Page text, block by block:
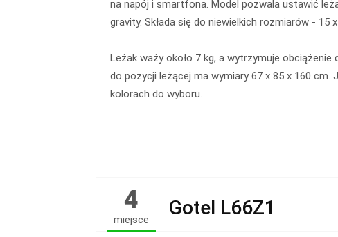
na napój i smartfona. Model pozwala ustawić
gravity. Składa się do niewielkich rozmiarów - 15
Leżak waży około 7 kg, a wytrzymuje obciążenie
do pozycji leżącej ma wymiary 67 x 85 x 160 cm.
kolorach do wyboru.
4
miejsce
Gotel L66Z1